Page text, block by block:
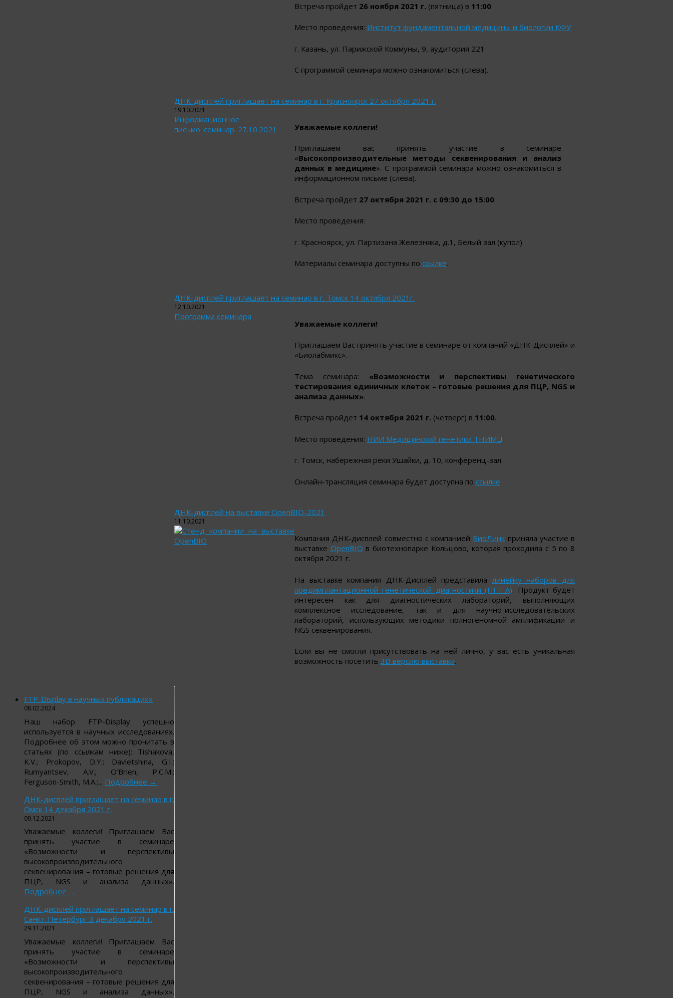
Встреча пройдет 26 ноября 2021 г. (пятница) в 11:00.
Место проведения: Институт фундаментальной медицины и биологии КФУ
г. Казань, ул. Парижской Коммуны, 9, аудитория 221
С программой семинара можно ознакомиться (слева).
ДНК-дисплей приглашает на семинар в г. Красноярск 27 октября 2021 г.
19.10.2021
Информационное
письмо_семинар_27.10.2021
Уважаемые коллеги!
Приглашаем вас принять участие в семинаре
«Высокопроизводительные методы секвенирования и анализ
данных в медицине». С программой семинара можно ознакомиться в
информационном письме (слева).
Встреча пройдет 27 октября 2021 г. с 09:30 до 15:00.
Место проведения:
г. Красноярск, ул. Партизана Железняка, д.1, Белый зал (купол).
Материалы семинара доступны по ссылке.
ДНК-дисплей приглашает на семинар в г. Томск 14 октября 2021г.
12.10.2021
Программа семинара
Уважаемые коллеги!
Приглашаем Вас принять участие в семинаре от компаний «ДНК-Дисплей» и
«Биолабмикс».
Тема семинара: «Возможности и перспективы генетического
тестирования единичных клеток – готовые решения для ПЦР, NGS и
анализа данных».
Встреча пройдет 14 октября 2021 г. (четверг) в 11:00.
Место проведения: НИИ Медицинской генетики ТНИМЦ
г. Томск, набережная реки Ушайки, д. 10, конференц-зал.
Онлайн-трансляция семинара будет доступна по ссылке.
ДНК-дисплей на выставке OpenBIO-2021
11.10.2021
Компания ДНК-дисплей совместно с компанией БиоЛинк приняла участие в
выставке OpenBIO в биотехнопарке Кольцово, которая проходила с 5 по 8
октября 2021 г.
На выставке компания ДНК-Дисплей представила линейку наборов для
предимплантационной генетической диагностики (ПГТ-А). Продукт будет
интересен как для диагностических лабораторий, выполняющих
комплексное исследование, так и для научно-исследовательских
лабораторий, использующих методики полногеномной амплификации и
NGS секвенирования.
Если вы не смогли присутствовать на ней лично, у вас есть уникальная
возможность посетить 3D версию выставки.
FTP-Display в научных публикациях
08.02.2024
Наш набор FTP-Display успешно
используется в научных исследованиях.
Подробнее об этом можно прочитать в
статьях (по ссылкам ниже): Tishakova,
K.V.; Prokopov, D.Y.; Davletshina, G.I.;
Rumyantsev, A.V.; O’Brien, P.C.M.;
Ferguson-Smith, M.A.;... Подробнее →
ДНК-дисплей приглашает на семинар в г.
Омск 14 декабря 2021 г.
09.12.2021
Уважаемые коллеги! Приглашаем Вас
принять участие в семинаре
«Возможности и перспективы
высокопроизводительного
секвенирования – готовые решения для
ПЦР, NGS и анализа данных».
Подробнее →
ДНК-дисплей приглашает на семинар в г.
Санкт-Петербург 3 декабря 2021 г.
29.11.2021
Уважаемые коллеги! Приглашаем Вас
принять участие в семинаре
«Возможности и перспективы
высокопроизводительного
секвенирования – готовые решения для
ПЦР, NGS и анализа данных».